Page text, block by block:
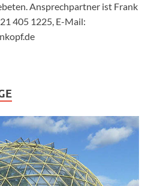
Ansprechpartner ist Frank
405 1225, E-Mail: